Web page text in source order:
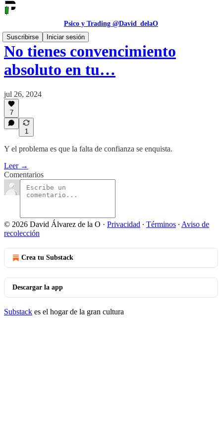
Psico y Trading @David_delaO
Suscribirse
Iniciar sesión
No tienes convencimiento
absoluto en tu…
jul 26, 2024
7
1
Y el problema es que la falta de confianza se enquista.
Leer →
Comentarios
© 2026 David Álvarez de la O · Privacidad ∙ Términos ∙ Aviso de
recolección
Crea tu Substack
Descargar la app
Substack es el hogar de la gran cultura